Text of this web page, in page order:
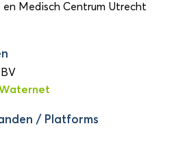
Medisch Centrum Utrecht
/ Platforms